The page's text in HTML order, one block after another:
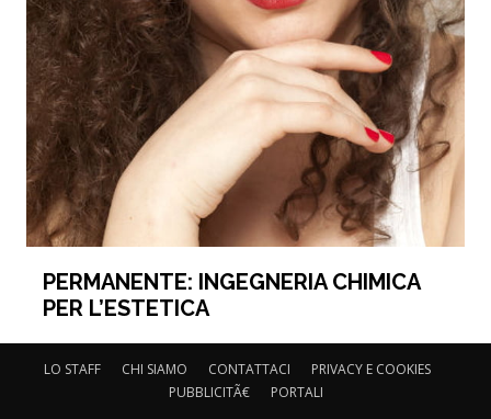
PERMANENTE: INGEGNERIA CHIMICA
PER L’ESTETICA
LO STAFF CHI SIAMO CONTATTACI
PRIVACY E COOKIES
PUBBLICITÃ€
PORTALI